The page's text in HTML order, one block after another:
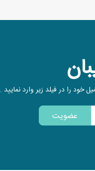
خود را در فیلد زیر وارد نمایید .
عضویت